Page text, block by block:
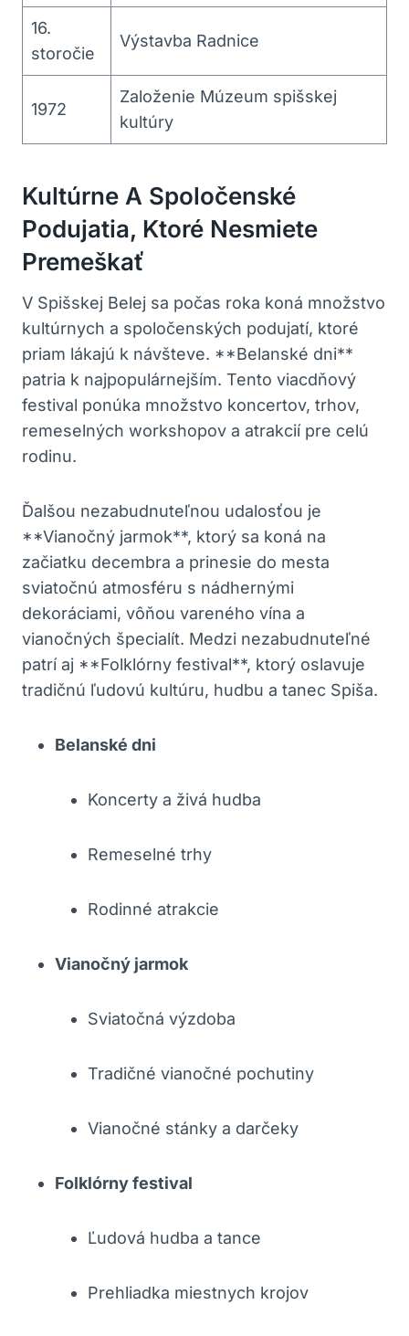
16.
storočie
Výstavba Radnice
1972
Založenie Múzeum spišskej
kultúry
Kultúrne A Spoločenské
Podujatia, Ktoré Nesmiete
Premeškať
V Spišskej Belej sa počas roka koná množstvo
kultúrnych a spoločenských podujatí, ktoré
priam lákajú k návšteve. **Belanské dni**
patria k najpopulárnejším. Tento viacdňový
festival ponúka množstvo koncertov, trhov,
remeselných workshopov a atrakcií pre celú
rodinu.
Ďalšou nezabudnuteľnou udalosťou je
**Vianočný jarmok**, ktorý sa koná na
začiatku decembra a prinesie do mesta
sviatočnú atmosféru s nádhernými
dekoráciami, vôňou vareného vína a
vianočných špecialít. Medzi nezabudnuteľné
patrí aj **Folklórny festival**, ktorý oslavuje
tradičnú ľudovú kultúru, hudbu a tanec Spiša.
Belanské dni
Koncerty a živá hudba
Remeselné trhy
Rodinné atrakcie
Vianočný jarmok
Sviatočná výzdoba
Tradičné vianočné pochutiny
Vianočné stánky a darčeky
Folklórny festival
Ľudová hudba a tance
Prehliadka miestnych krojov